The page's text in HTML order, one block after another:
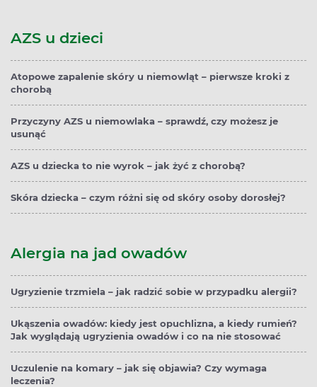
AZS u dzieci
Atopowe zapalenie skóry u niemowląt – pierwsze kroki z
chorobą
Przyczyny AZS u niemowlaka – sprawdź, czy możesz je
usunąć
AZS u dziecka to nie wyrok – jak żyć z chorobą?
Skóra dziecka – czym różni się od skóry osoby dorosłej?
Alergia na jad owadów
Ugryzienie trzmiela – jak radzić sobie w przypadku alergii?
Ukąszenia owadów: kiedy jest opuchlizna, a kiedy rumień?
Jak wyglądają ugryzienia owadów i co na nie stosować
Uczulenie na komary – jak się objawia? Czy wymaga
leczenia?